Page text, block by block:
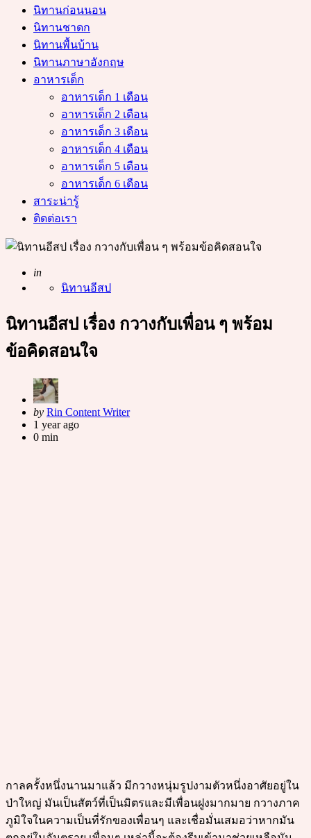
นิทานก่อนนอน
นิทานชาดก
นิทานพื้นบ้าน
นิทานภาษาอังกฤษ
อาหารเด็ก
อาหารเด็ก 1 เดือน
อาหารเด็ก 2 เดือน
อาหารเด็ก 3 เดือน
อาหารเด็ก 4 เดือน
อาหารเด็ก 5 เดือน
อาหารเด็ก 6 เดือน
สาระน่ารู้
ติดต่อเรา
Posted
in
นิทานอีสป
นิทานอีสป เรื่อง กวางกับเพื่อน ๆ พร้อม
ข้อคิดสอนใจ
Posted
by
by Rin Content Writer
1 year ago
0 min
กาลครั้งหนึ่งนานมาแล้ว มีกวางหนุ่มรูปงามตัวหนึ่งอาศัยอยู่ใน
ป่าใหญ่ มันเป็นสัตว์ที่เป็นมิตรและมีเพื่อนฝูงมากมาย กวางภาค
ภูมิใจในความเป็นที่รักของเพื่อนๆ และเชื่อมั่นเสมอว่าหากมัน